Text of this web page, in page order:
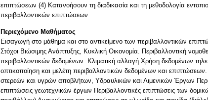
επιπτώσεων (4) Κατανοήσουν τη διαδικασία και τη μεθοδολογία
περιβαλλοντικών επιπτώσεων
Περιεχόμενο Μαθήματος
Εισαγωγή στο μάθημα και στο αντικείμενο των περιβαλλοντικών
Στόχοι Βιώσιμης Ανάπτυξης, Κυκλική Οικονομία. Περιβαλλοντική
περιβαλλοντικών δεδομένων. Κλιματική αλλαγή Χρήση δεδομένων
οπτικοποίηση και μελέτη περιβαλλοντικών δεδομένων και
στερεών και υγρών αποβλήτων, Yδραυλικών και Λιμενικών Έργων
επιπτώσεις γεωτεχνικών έργων Περιβαλλοντικές επιπτώσεις των